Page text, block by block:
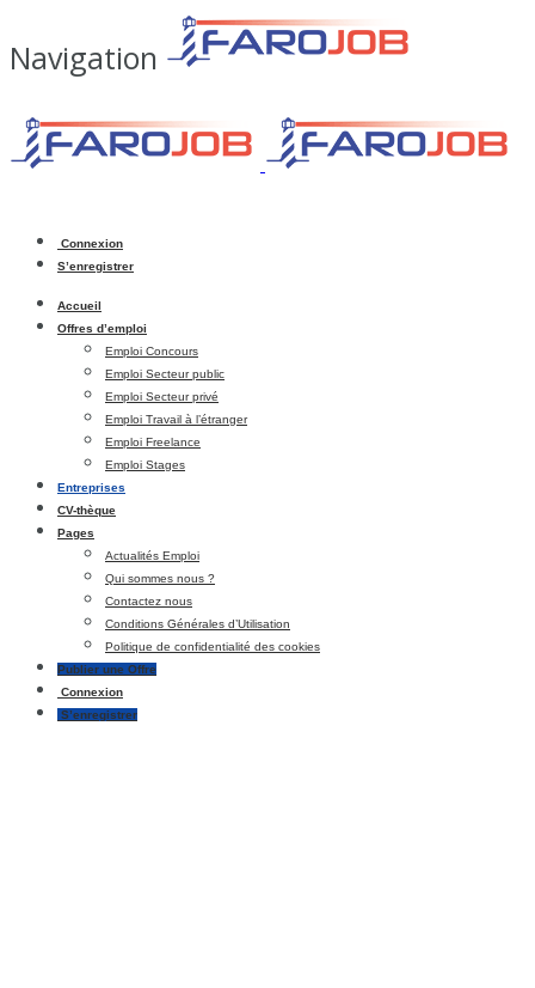
Navigation
Connexion
S’enregistrer
Accueil
Offres d’emploi
Emploi Concours
Emploi Secteur public
Emploi Secteur privé
Emploi Travail à l’étranger
Emploi Freelance
Emploi Stages
Entreprises
CV-thèque
Pages
Actualités Emploi
Qui sommes nous ?
Contactez nous
Conditions Générales d’Utilisation
Politique de confidentialité des cookies
Publier une Offre
Connexion
S’enregistrer